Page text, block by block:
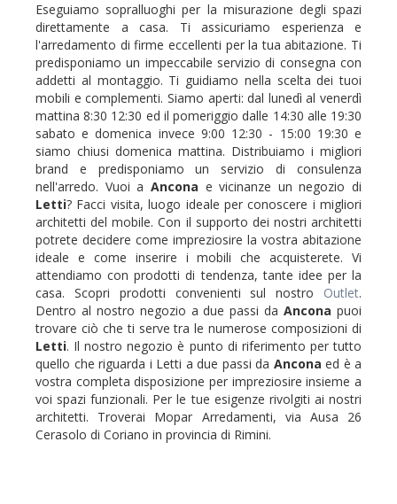
Eseguiamo sopralluoghi per la misurazione degli spazi
direttamente a casa. Ti assicuriamo esperienza e
l'arredamento di firme eccellenti per la tua abitazione. Ti
predisponiamo un impeccabile servizio di consegna con
addetti al montaggio. Ti guidiamo nella scelta dei tuoi
mobili e complementi. Siamo aperti: dal lunedì al venerdì
mattina 8:30 12:30 ed il pomeriggio dalle 14:30 alle 19:30
sabato e domenica invece 9:00 12:30 - 15:00 19:30 e
siamo chiusi domenica mattina. Distribuiamo i migliori
brand e predisponiamo un servizio di consulenza
nell'arredo. Vuoi a Ancona e vicinanze un negozio di
Letti? Facci visita, luogo ideale per conoscere i migliori
architetti del mobile. Con il supporto dei nostri architetti
potrete decidere come impreziosire la vostra abitazione
ideale e come inserire i mobili che acquisterete. Vi
attendiamo con prodotti di tendenza, tante idee per la
casa. Scopri prodotti convenienti sul nostro Outlet.
Dentro al nostro negozio a due passi daAncona puoi
trovare ciò che ti serve tra le numerose composizioni di
Letti. Il nostro negozio è punto di riferimento per tutto
quello che riguarda i Letti a due passi da Ancona ed è a
vostra completa disposizione per impreziosire insieme a
voi spazi funzionali. Per le tue esigenze rivolgiti ai nostri
architetti. Troverai Mopar Arredamenti, via Ausa 26
Cerasolo di Coriano in provincia di Rimini.